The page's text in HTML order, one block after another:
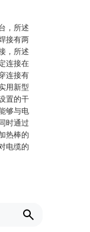
，所述
接有两
，所述
连接在
连接有
用新型
置的干
够与电
时通过
热棒的
电缆的